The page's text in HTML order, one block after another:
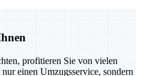
profitieren Sie von vielen
einen Umzugsservice, sondern